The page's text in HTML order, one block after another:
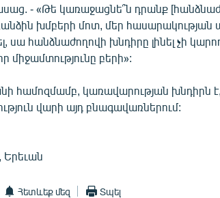
- «Թե կառաջացնե՞ն դրանք
խմբերի մոտ, մեր հասարակության
սա հանձնաժողովի խնդիրը լինել չի
միջամտությունը բերի»:
համոզմամբ, կառավարության խնդիրն
վարի այդ բնագավառներում:
Երեւան
Հետևեք մեզ Տպել